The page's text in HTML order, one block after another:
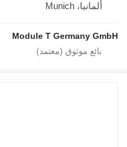
Module T